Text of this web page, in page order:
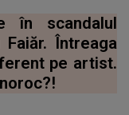
în scandalul
Întreaga
pe artist.